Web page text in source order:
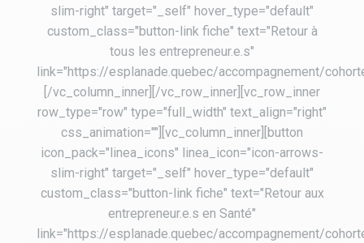
slim-right" target="_self" hover_type="default"
custom_class="button-link fiche" text="Retour à
tous les entrepreneur.e.s"
link="https://esplanade.quebec/accompagnement/
[/vc_column_inner][/vc_row_inner][vc_row_inner
row_type="row" type="full_width" text_align="right"
css_animation=""][vc_column_inner][button
icon_pack="linea_icons" linea_icon="icon-arrows-
slim-right" target="_self" hover_type="default"
custom_class="button-link fiche" text="Retour aux
entrepreneur.e.s en Santé"
link="https://esplanade.quebec/accompagnement/